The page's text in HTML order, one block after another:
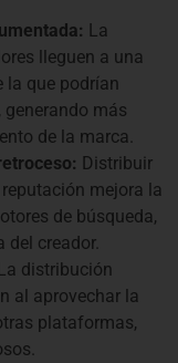
La
lleguen a una
la que podrían
más
de la marca.
Distribuir
mejora la
de búsqueda,
creador.
distribución
al aprovechar la
plataformas,